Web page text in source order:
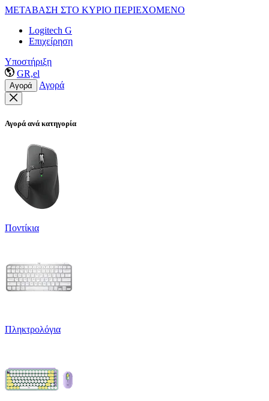
ΜΕΤΑΒΑΣΗ ΣΤΟ ΚΥΡΙΟ ΠΕΡΙΕΧΟΜΕΝΟ
Logitech G
Επιχείρηση
Υποστήριξη
GR,el
Αγορά Αγορά
Αγορά ανά κατηγορία
Ποντίκια
Πληκτρολόγια